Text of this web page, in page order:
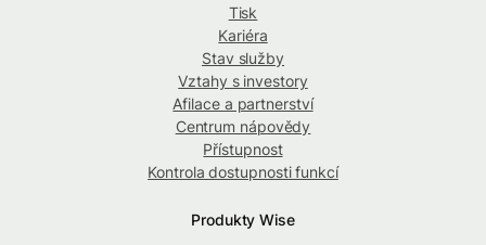
Tisk
Kariéra
Stav služby
Vztahy s investory
Afilace a partnerství
Centrum nápovědy
Přístupnost
Kontrola dostupnosti funkcí
Produkty Wise